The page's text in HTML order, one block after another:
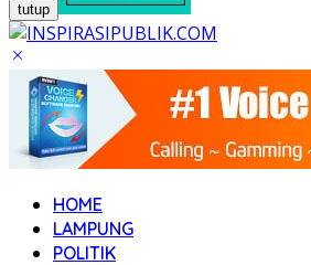
tutup
HOME
LAMPUNG
POLITIK